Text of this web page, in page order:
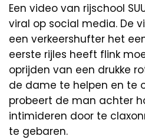
Een video van rijschool
viral op social media. De
een verkeershufter het
eerste rijles heeft flink
oprijden van een drukke
de dame te helpen en te
probeert de man achter
intimideren door te
te gebaren.